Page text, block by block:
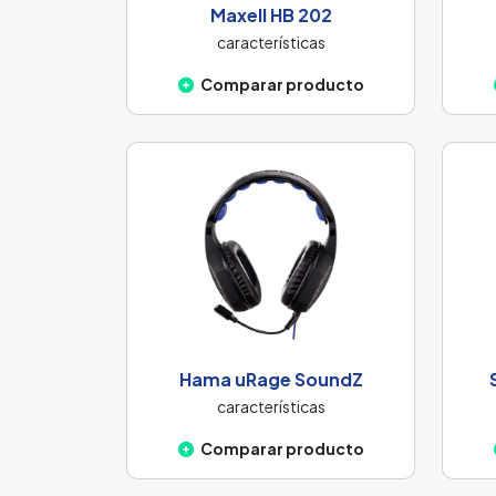
Maxell HB 202
características
Comparar producto
Hama uRage SoundZ
características
Comparar producto